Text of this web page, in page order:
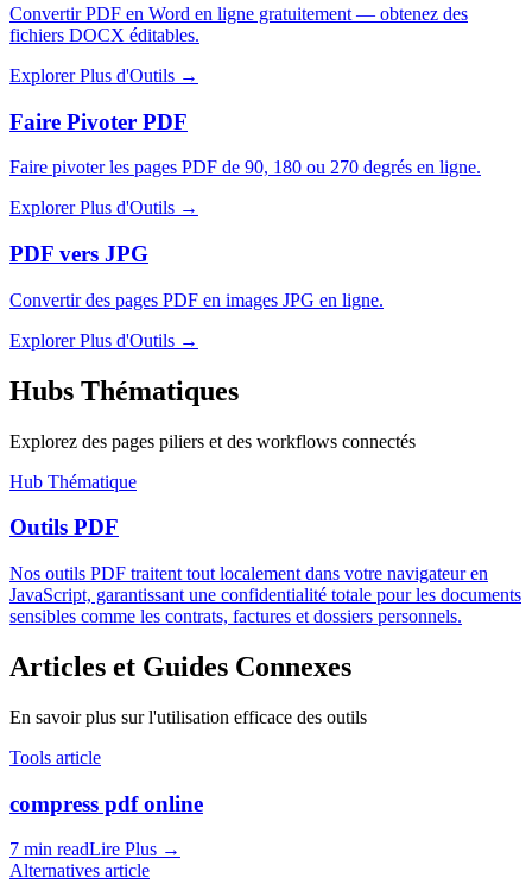
Convertir PDF en Word en ligne gratuitement — obtenez des
fichiers DOCX éditables.
Explorer Plus d'Outils →
Faire Pivoter PDF
Faire pivoter les pages PDF de 90, 180 ou 270 degrés en ligne.
Explorer Plus d'Outils →
PDF vers JPG
Convertir des pages PDF en images JPG en ligne.
Explorer Plus d'Outils →
Hubs Thématiques
Explorez des pages piliers et des workflows connectés
Hub Thématique
Outils PDF
Nos outils PDF traitent tout localement dans votre navigateur en
JavaScript, garantissant une confidentialité totale pour les documents
sensibles comme les contrats, factures et dossiers personnels.
Articles et Guides Connexes
En savoir plus sur l'utilisation efficace des outils
Tools article
compress pdf online
7 min readLire Plus →
Alternatives article